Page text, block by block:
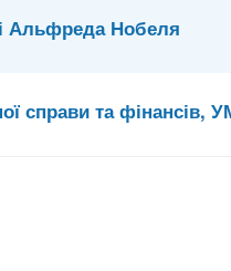
Альфреда Нобеля
справи та фінансів,